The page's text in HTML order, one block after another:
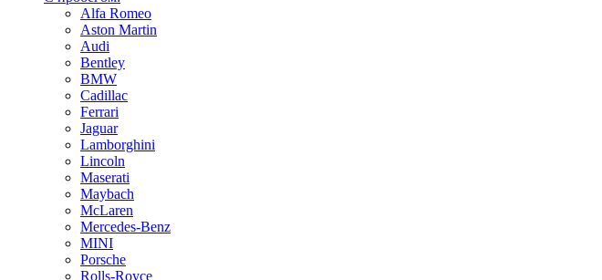
Alfa Romeo
Aston Martin
Audi
Bentley
BMW
Cadillac
Ferrari
Jaguar
Lamborghini
Lincoln
Maserati
Maybach
McLaren
Mercedes-Benz
MINI
Porsche
Rolls-Royce